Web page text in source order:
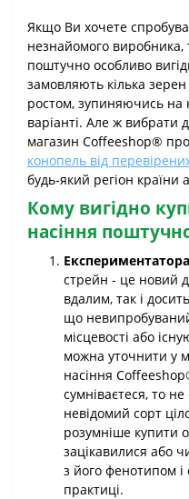
Якщо Ви хочете
незнайомого виробника,
поштучно особливо
замовляють кілька зерен
ростом, зупиняючись на
варіанті. Але ж вибрати
магазин Coffeeshop®
конопель від
будь-який регіон країни
Кому вигідно
насіння
стрейн - це новий
вдалим, так і
що невипробуваний
місцевості або
можна уточнити у
насіння
сумніваєтеся, то
невідомий сорт
розумніше купити
зацікавилися або
з його фенотипом і
практиці.